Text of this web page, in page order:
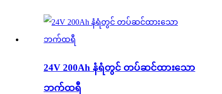
24V 200Ah နံရံတွင် တပ်ဆင်ထားသော
ဘက်ထရီ